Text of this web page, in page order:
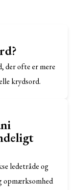
der ofte er mere
krydsord.
ledetråde og
opmærksomhed